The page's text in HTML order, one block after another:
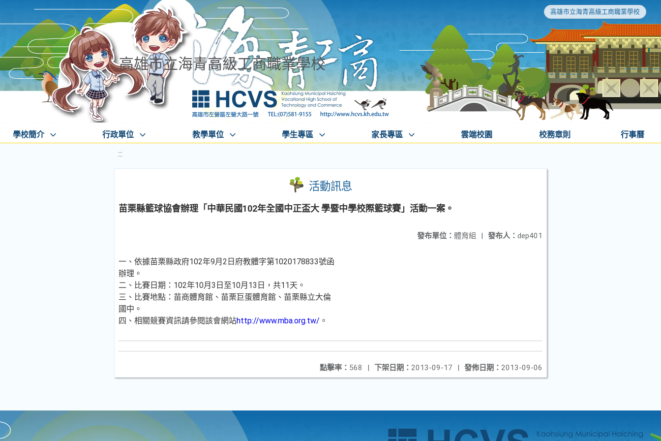
高雄市立海青高級工商職業學校
高雄市立海青高級工商職業學校
學校簡介 行政單位 教學單位 學生專區 家長專區 雲端校園 校務章則 行事曆
:::
活動訊息
苗栗縣籃球協會辦理「中華民國102年全國中正盃大 學暨中學校際籃球賽」活動一案。
發布人： dep401
發布單位： 體育組 |
一、依據苗栗縣政府102年9月2日府教體字第1020178833號函
辦理。
二、比賽日期：102年10月3日至10月13日，共11天。
三、比賽地點：苗商體育館、苗栗巨蛋體育館、苗栗縣立大倫
國中。
四、相關競賽資訊請參閱該會網站http://www.mba.org.tw/ 。
發佈日期： 2013-09-06
下架日期： 2013-09-17 |
點擊率： 568 |